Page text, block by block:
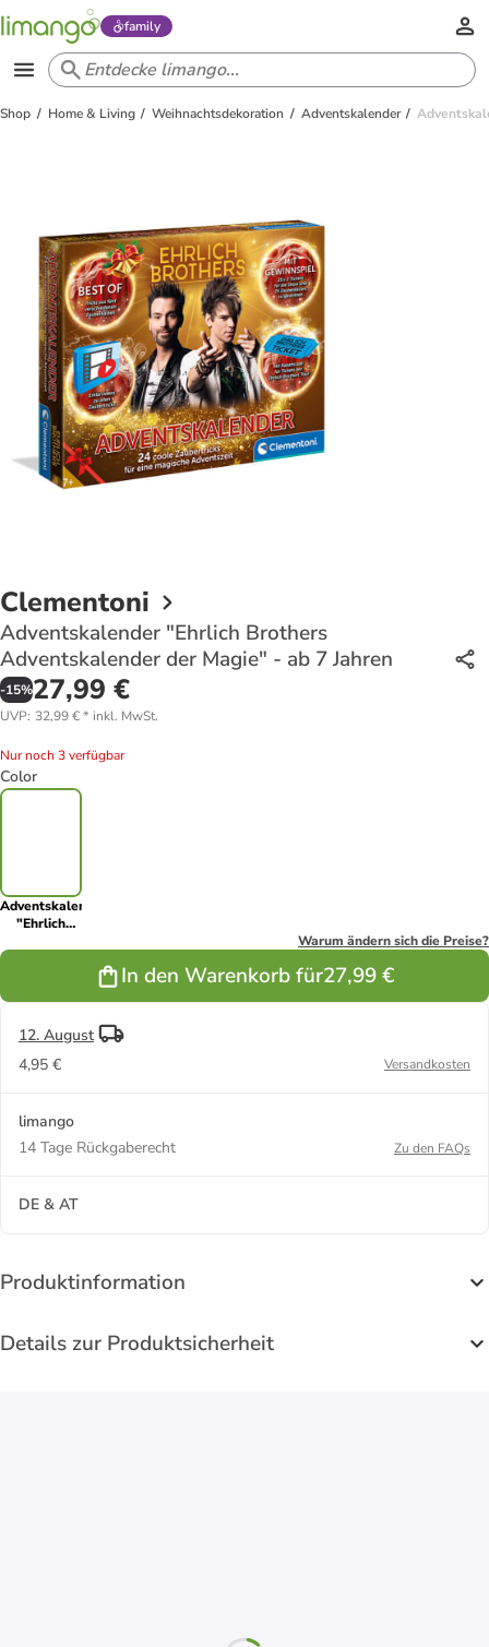
family
Shop Home & Living Weihnachtsdekoration Adventskalender
Clementoni
Adventskalender "Ehrlich Brothers
Adventskalender der Magie" - ab 7 Jahren
-15%27,99 €
UVP: 32,99 €* inkl. MwSt.
Nur noch 3 verfügbar
Color
Adventskalender
"Ehrlich
Adventskalender
Warum ändern sich die Preise?
In den Warenkorb für27,99 €
12. August
4,95 €
Versandkosten
limango
14 Tage Rückgaberecht
Zu den FAQs
DE & AT
Produktinformation
Details zur Produktsicherheit